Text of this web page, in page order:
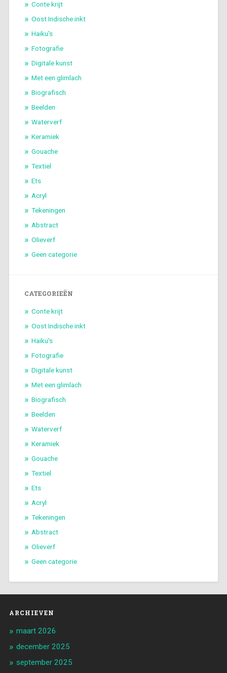
Conte krijt
Oost Indische inkt
Haiku's
Fotografie
Digitale kunst
Met een glimlach
Biografisch
Beelden
Waterverf
Keramiek
Gouache
Textiel
Ets
Acryl
Tekeningen
Abstract
Olieverf
Geen categorie
CATEGORIEËN
Conte krijt
Oost Indische inkt
Haiku's
Fotografie
Digitale kunst
Met een glimlach
Biografisch
Beelden
Waterverf
Keramiek
Gouache
Textiel
Ets
Acryl
Tekeningen
Abstract
Olieverf
Geen categorie
ARCHIEVEN
maart 2026
december 2025
september 2025